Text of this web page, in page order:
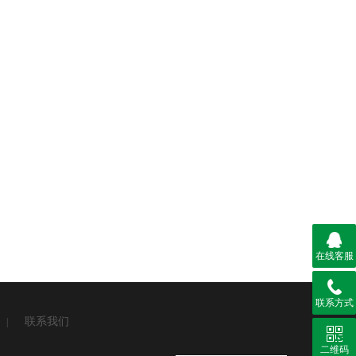
联系我们
在线客服
联系方式
二维码